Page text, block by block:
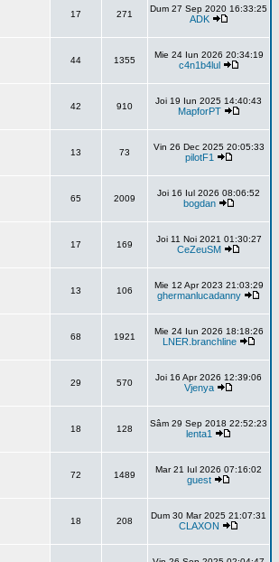
17 271
Dum 27 Sep 2020 16:33:25
ADK
44 1355
Mie 24 Iun 2026 20:34:19
c4n1b4lul
42 910
Joi 19 Iun 2025 14:40:43
MapforPT
13 73
Vin 26 Dec 2025 20:05:33
pilotF1
65 2009
Joi 16 Iul 2026 08:06:52
bogdan
17 169
Joi 11 Noi 2021 01:30:27
CeZeuSM
13 106
Mie 12 Apr 2023 21:03:29
ghermanlucadanny
68 1921
Mie 24 Iun 2026 18:18:26
LNER.branchline
29 570
Joi 16 Apr 2026 12:39:06
Vjenya
18 128
Sâm 29 Sep 2018 22:52:23
lenta1
72 1489
Mar 21 Iul 2026 07:16:02
guest
18 208
Dum 30 Mar 2025 21:07:31
CLAXON